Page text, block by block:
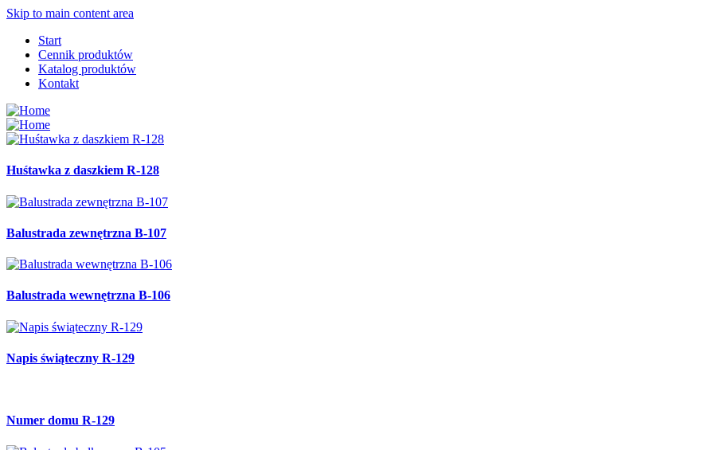
Skip to main content area
Start
Cennik produktów
Katalog produktów
Kontakt
Huśtawka z daszkiem R-128
Balustrada zewnętrzna B-107
Balustrada wewnętrzna B-106
Napis świąteczny R-129
Numer domu R-129